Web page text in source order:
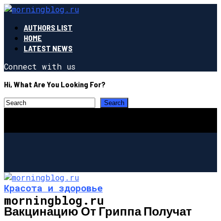
AUTHORS LIST
HOME
LATEST NEWS
Connect with us
Hi, What Are You Looking For?
morningblog.ru
Красота и здоровье
Вакцинацию От Гриппа Получат